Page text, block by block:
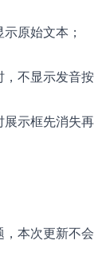
原始文本；
，不显示发音按
示框先消失再
本次更新不会